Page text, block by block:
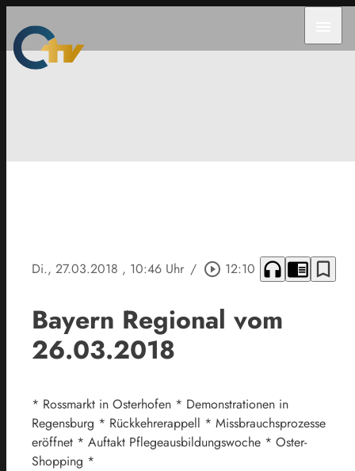
Di., 27.03.2018 , 10:46 Uhr / play_circle_outline 12:10 headphones chrome_reader_mode bookmark_border
Bayern Regional vom
26.03.2018
* Rossmarkt in Osterhofen * Demonstrationen in
Regensburg * Rückkehrerappell * Missbrauchsprozesse
eröffnet * Auftakt Pflegeausbildungswoche * Oster-
Shopping *